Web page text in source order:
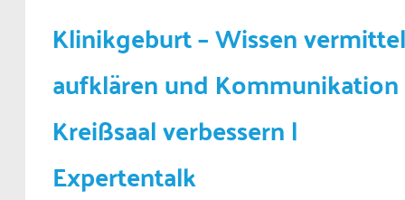
Klinikgeburt – Wissen
aufklären und
Kreißsaal verbessern |
Expertentalk